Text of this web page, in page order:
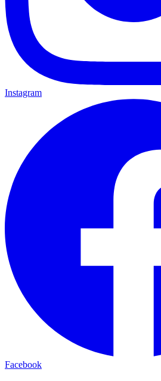
Instagram
Facebook